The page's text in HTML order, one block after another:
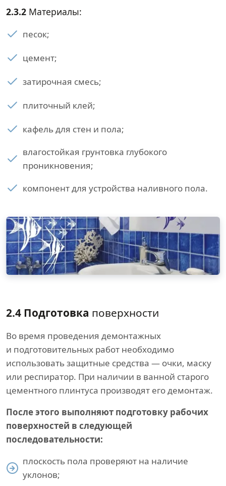
2.3.2 Материалы:
песок;
цемент;
затирочная смесь;
плиточный клей;
кафель для стен и пола;
влагостойкая грунтовка глубокого
проникновения;
компонент для устройства наливного пола.
2.4 Подготовка поверхности
Во время проведения демонтажных
и подготовительных работ необходимо
использовать защитные средства — очки, маску
или респиратор. При наличии в ванной старого
цементного плинтуса производят его демонтаж.
После этого выполняют подготовку рабочих
поверхностей в следующей
последовательности:
плоскость пола проверяют на наличие
уклонов;